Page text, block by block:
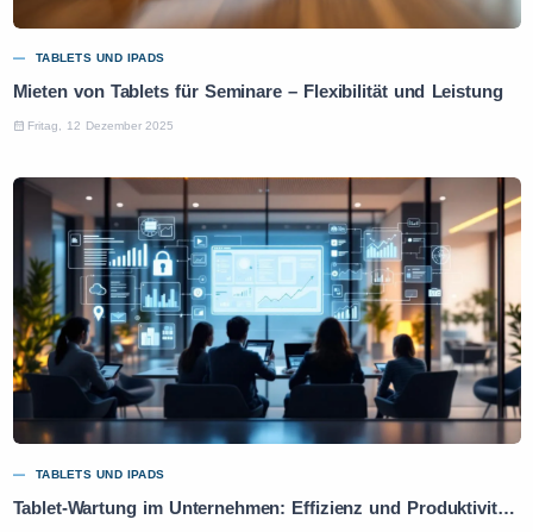
TABLETS UND IPADS
Mieten von Tablets für Seminare – Flexibilität und Leistung
Fritag, 12 Dezember 2025
TABLETS UND IPADS
Tablet-Wartung im Unternehmen: Effizienz und Produktivität optimieren